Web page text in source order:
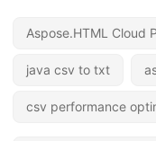
Aspose.HTML Cloud
java csv to txt
csv performance